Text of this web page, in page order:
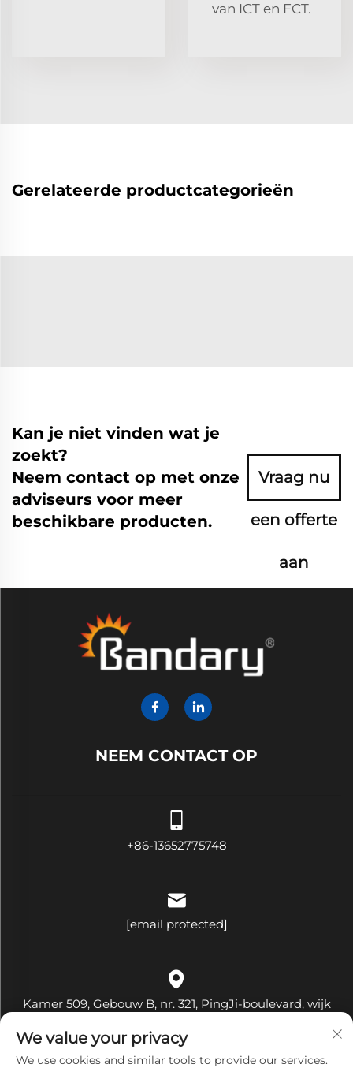
van ICT en FCT.
Gerelateerde productcategorieën
Kan je niet vinden wat je
zoekt?
Neem contact op met onze
adviseurs voor meer
beschikbare producten.
Vraag nu
een offerte
aan
NEEM CONTACT OP
+86-13652775748
[email protected]
Kamer 509, Gebouw B, nr. 321, PingJi-boulevard, wijk
provincie Guangdong, China
We value your privacy
We use cookies and similar tools to provide our services.